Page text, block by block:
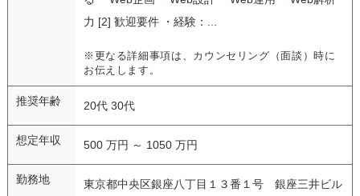
力 [2] 歓迎要件 ・経験：...
※更なる詳細事項は、カウンセリング（面談）時に
お伝えします。
推奨年齢 20代 30代
想定年収 500 万円 ～ 1050 万円
勤務地
東京都中央区銀座八丁目１３番１号 銀座三井ビル